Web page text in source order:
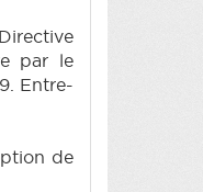
par le
Entre-
de